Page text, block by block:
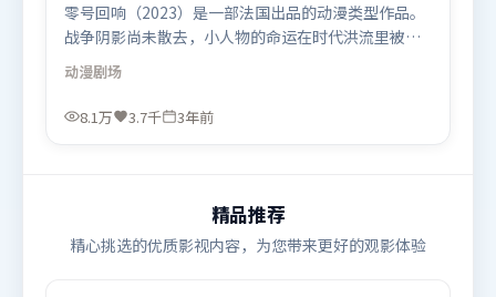
零号回响（2023）是一部法国出品的动漫类型作品。
战争阴影尚未散去，小人物的命运在时代洪流里被轻
轻托起又放下。视听风格统一而富有实验感，配乐与
画面情绪贴合。由拉吉库马尔·希拉尼执导，汤唯、
刘亦菲、苍井优，周迅、朱一龙等联袂出演。影片于
动漫剧场
8.1万 3.7千 3年前
精品推荐
精心挑选的优质影视内容，为您带来更好的观影体验